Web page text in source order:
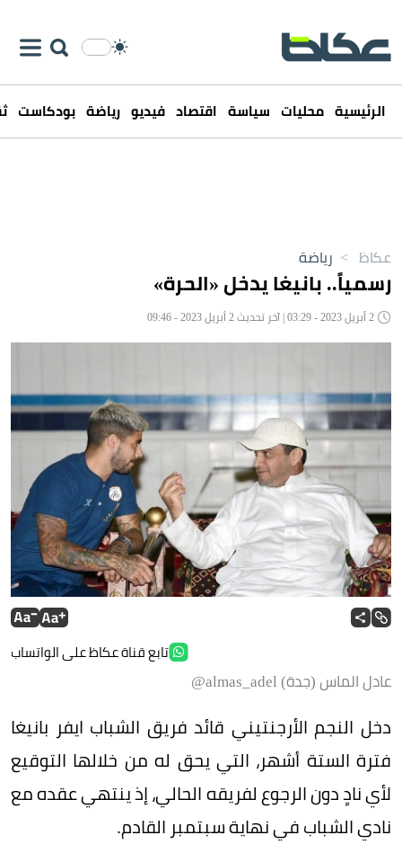
الرئيسية محليات سياسة اقتصاد فيديو رياضة بودكاست
عكاظ > رياضة
رسمياً.. بانيغا يدخل «الحرة»
تابع قناة عكاظ على الواتساب
عادل الماس (جدة) almas_adel@
دخل النجم الأرجنتيني قائد فريق الشباب ايفر بانيغا
فترة الستة أشهر، التي يحق له من خلالها التوقيع
لأي نادٍ دون الرجوع لفريقه الحالي، إذ ينتهي عقده مع
نادي الشباب في نهاية سبتمبر القادم.